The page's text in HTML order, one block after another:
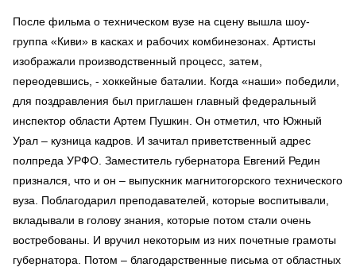
После фильма о техническом вузе на сцену вышла шоу-
группа «Киви» в касках и рабочих комбинезонах. Артисты
изображали производственный процесс, затем,
переодевшись, - хоккейные баталии. Когда «наши» победили,
для поздравления был приглашен главный федеральный
инспектор области Артем Пушкин. Он отметил, что Южный
Урал – кузница кадров. И зачитал приветственный адрес
полпреда УРФО. Заместитель губернатора Евгений Редин
признался, что и он – выпускник магнитогорского технического
вуза. Поблагодарил преподавателей, которые воспитывали,
вкладывали в голову знания, которые потом стали очень
востребованы. И вручил некоторым из них почетные грамоты
губернатора. Потом – благодарственные письма от областных